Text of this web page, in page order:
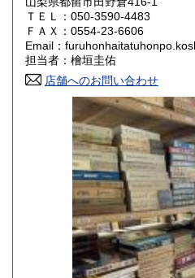
山口県 800円
香川県 800円
高知県 800円
800円
800円
800円
1,500円
ＴＥＬ：050-3590-4483
ＦＡＸ：0554-23-6606
Email：
担当者：檜垣圭佑
店舗へのお問い合わせ